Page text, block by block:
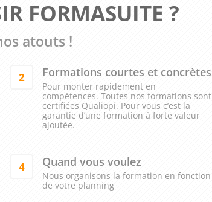
FORMASUITE ?
atouts !
2 Formations courtes et concrètes
Pour monter rapidement en
compétences. Toutes nos formations sont
certifiées Qualiopi. Pour vous c’est la
garantie d’une formation à forte valeur
ajoutée.
4 Quand vous voulez
Nous organisons la formation en fonction
de votre planning